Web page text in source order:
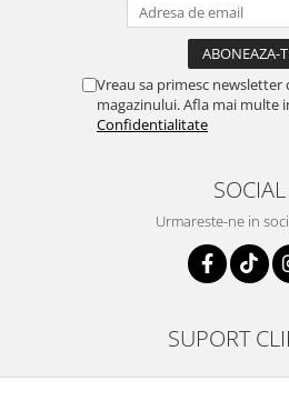
Vreau sa primesc
magazinului. Afla mai multe
Confidentialitate
SOCIAL
Urmareste-ne in
SUPORT